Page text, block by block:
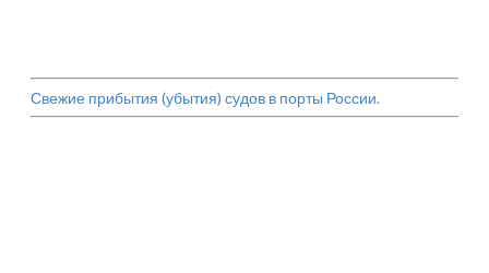
Свежие прибытия (убытия) судов в порты России.